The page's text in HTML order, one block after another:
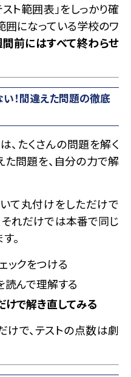
ト範囲表」をしっかり確
囲になっている学校のワ
前にはすべて終わらせ
い！間違えた問題の徹底
たくさんの問題を解く
た問題を、自分の力で解
て丸付けをしただけで
それだけでは本番で同じ
。
ックをつける
読んで理解する
けで解き直してみる
けで、テストの点数は劇